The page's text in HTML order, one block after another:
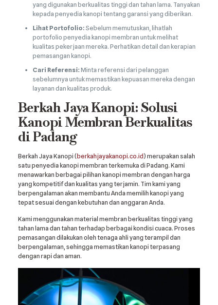
yang digunakan berkualitas tinggi dan tahan lama. Tanyakan
kepada penyedia kanopi tentang garansi yang diberikan.
Lihat Portofolio:Sebelum memutuskan, lihatlah
portofolio penyedia kanopi membran untuk melihat
kualitas pekerjaan mereka. Perhatikan detail dan kerapian
pemasangan kanopi.
Cari Referensi:Minta referensi dari pelanggan
sebelumnya untuk memastikan kepuasan mereka dengan
layanan dan kualitas produk.
Berkah Jaya Kanopi: Solusi
Kanopi Membran Berkualitas
di Padang
Berkah Jaya Kanopi (berkahjayakanopi.co.id) merupakan salah
satu penyedia kanopi membran terkemuka di Padang. Kami
menawarkan berbagai pilihan kanopi membran dengan harga
yang kompetitif dan kualitas yang terjamin. Tim kami yang
berpengalaman akan membantu Anda memilih kanopi yang
tepat sesuai dengan kebutuhan dan anggaran Anda.
Kami menggunakan material membran berkualitas tinggi yang
tahan lama dan tahan terhadap berbagai kondisi cuaca. Proses
pemasangan dilakukan oleh tenaga ahli yang terampil dan
berpengalaman, sehingga memastikan kanopi terpasang
dengan rapi dan aman.